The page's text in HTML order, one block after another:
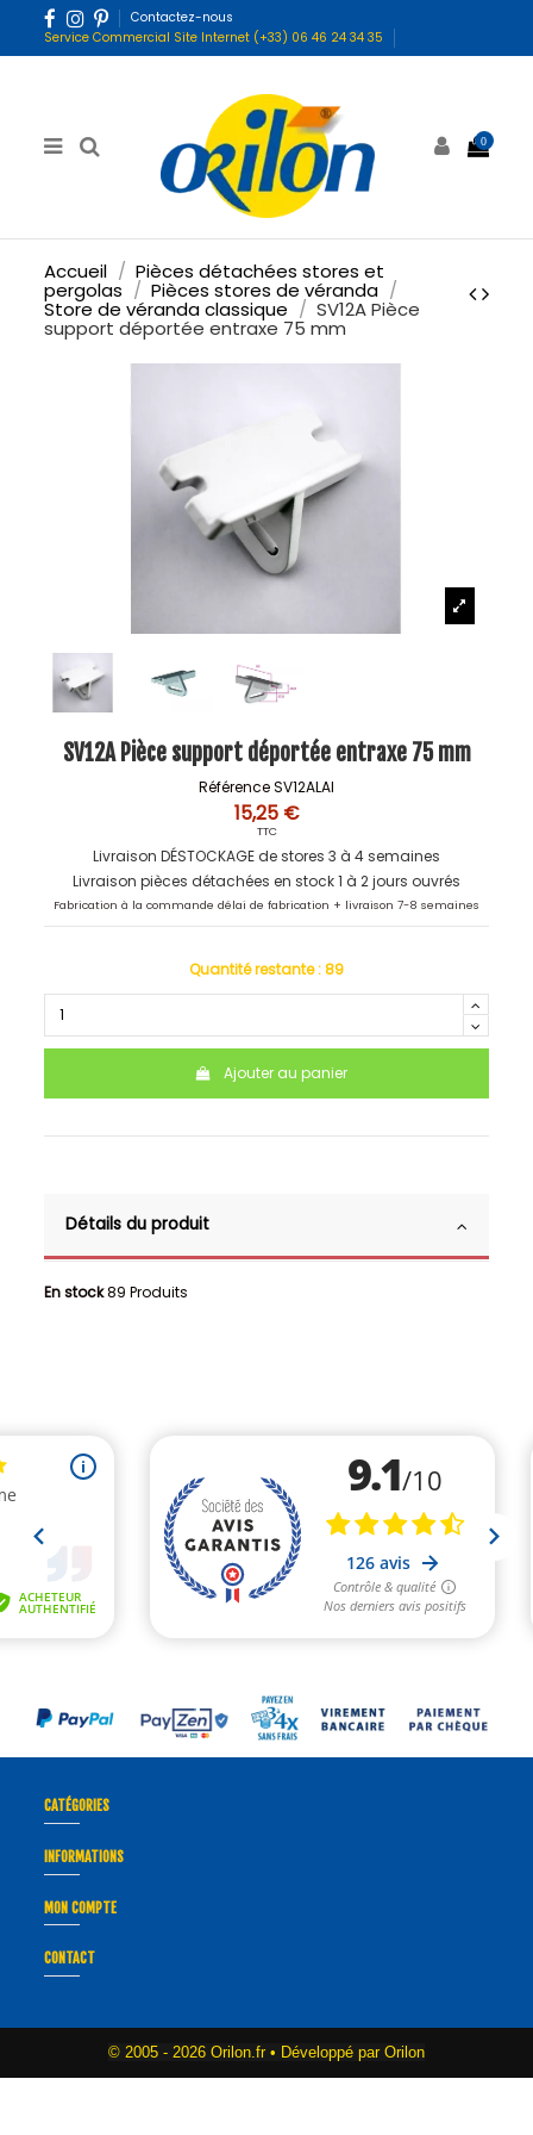
Contactez-nous
Service Commercial Site Internet (+33) 06 46 24 34 35
0
Accueil Pièces détachées stores et
pergolas Pièces stores de véranda
Store de véranda classique SV12A Pièce
support déportée entraxe 75 mm
SV12A Pièce support déportée entraxe 75 mm
RéférenceSV12ALAI
15,25 €
TTC
Livraison DÉSTOCKAGE de stores 3 à 4 semaines
Livraison pièces détachées en stock 1 à 2 jours ouvrés
Fabrication à la commande délai de fabrication + livraison 7-8 semaines
Quantité restante :89
Ajouter au panier
Détails du produit
En stock89 Produits
CATÉGORIES
INFORMATIONS
MON COMPTE
CONTACT
© 2005 - 2026 Orilon.fr • Développé par Orilon